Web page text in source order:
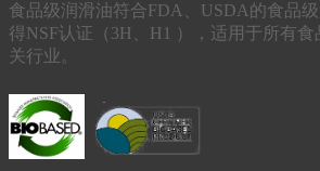
食品级润滑油符合FDA、USDA的食品
得NSF认证（3H、H1 ），适用于所有
关行业。